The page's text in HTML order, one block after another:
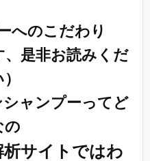
へのこだわり
、是非お読みくだ
ャンプーってど
の
サイトではわ